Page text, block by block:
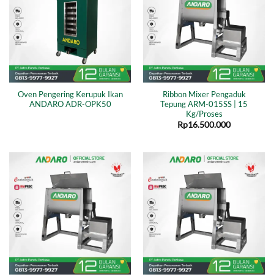
Oven Pengering Kerupuk Ikan
ANDARO ADR-OPK50
Ribbon Mixer Pengaduk
Tepung ARM-015SS | 15
Kg/Proses
Rp16.500.000